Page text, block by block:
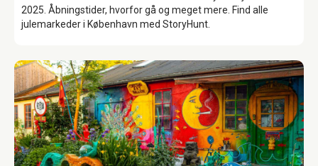
2025. Åbningstider, hvorfor gå og meget mere. Find alle
julemarkeder i København med StoryHunt.